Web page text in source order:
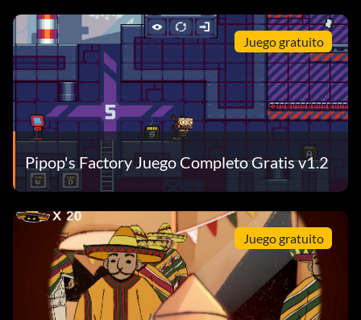
Juego gratuito
Pipop's Factory Juego Completo Gratis v1.2
Juego gratuito